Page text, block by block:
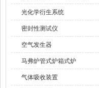
光化学衍生系统
密封性测试仪
空气发生器
马弗炉管式炉箱式炉
气体吸收装置